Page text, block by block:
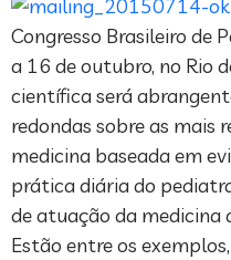
Congresso Brasileiro de
a 16 de outubro, no Rio
científica será
redondas sobre as mais
medicina baseada em
prática diária do
de atuação da medicina
Estão entre os